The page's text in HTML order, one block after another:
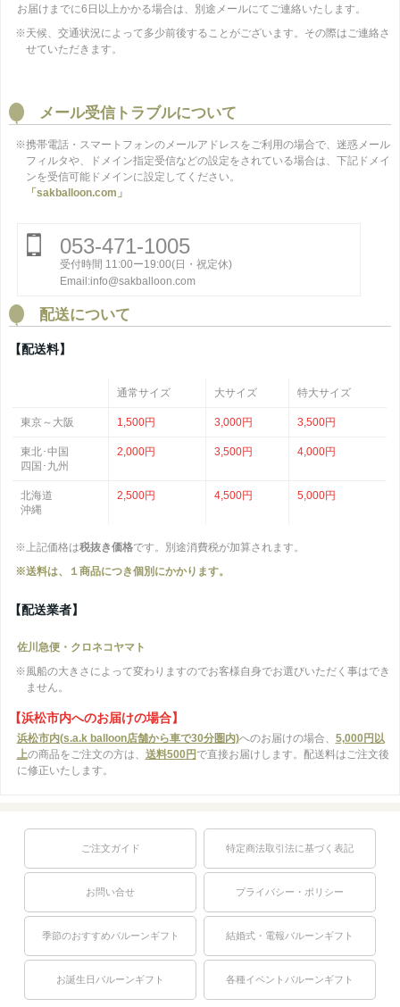
お届けまでに6日以上かかる場合は、別途メールにてご連絡いたします。
※天候、交通状況によって多少前後することがございます。その際はご連絡さ
せていただきます。
メール受信トラブルについて
※携帯電話・スマートフォンのメールアドレスをご利用の場合で、迷惑メール
フィルタや、ドメイン指定受信などの設定をされている場合は、下記ドメイ
ンを受信可能ドメインに設定してください。
「sakballoon.com」
053-471-1005
受付時間 11:00ー19:00(日・祝定休)
Email:info@sakballoon.com
配送について
【配送料】
通常サイズ 大サイズ 特大サイズ
東京～大阪 1,500円 3,000円 3,500円
東北･中国
四国･九州
2,000円 3,500円 4,000円
北海道
沖縄
2,500円 4,500円 5,000円
※上記価格は税抜き価格です。別途消費税が加算されます。
※送料は、１商品につき個別にかかります。
【配送業者】
佐川急便・クロネコヤマト
※風船の大きさによって変わりますのでお客様自身でお選びいただく事はでき
ません。
【浜松市内へのお届けの場合】
浜松市内(s.a.k balloon店舗から車で30分圏内)へのお届けの場合、 5,000円以
上の商品をご注文の方は、 送料500円 で直接お届けします。配送料はご注文後
に修正いたします。
ご注文ガイド 特定商法取引法に基づく表記
お問い合せ プライバシー・ポリシー
季節のおすすめバルーンギフト 結婚式・電報バルーンギフト
お誕生日バルーンギフト 各種イベントバルーンギフト